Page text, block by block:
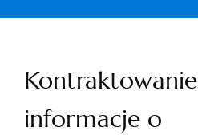
informacje o